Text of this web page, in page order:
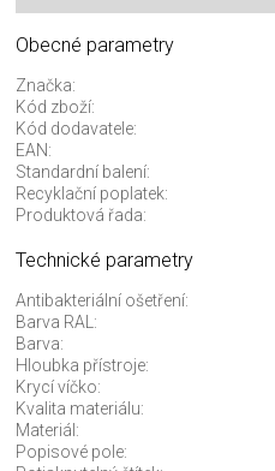
Obecné parametry
Značka:
Kód zboží:
Kód dodavatele:
EAN:
Standardní balení:
Recyklační poplatek:
Produktová řada:
Technické parametry
Antibakteriální ošetření:
Barva RAL:
Barva:
Hloubka přístroje:
Krycí víčko:
Kvalita materiálu:
Materiál:
Popisové pole: